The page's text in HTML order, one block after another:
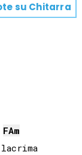
su Chitarra
FAm
  Più grandi e più sinceri in una lacrima